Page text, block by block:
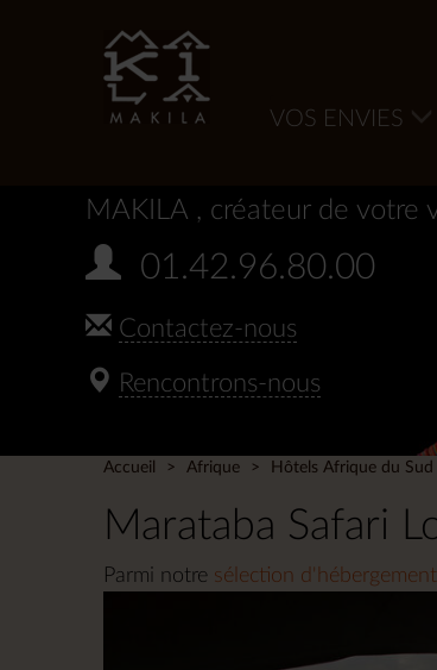
VOS ENVIES
MAKILA , créateur de votre
01.42.96.80.00
Contactez-nous
Rencontrons-nous
Accueil Afrique Hôtels Afrique du Sud
Marataba Safari
Parmi notre sélection